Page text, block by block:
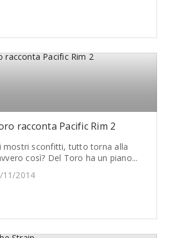
racconta Pacific Rim 2
mostri sconfitti, tutto torna alla
così? Del Toro ha un piano...
11/2014